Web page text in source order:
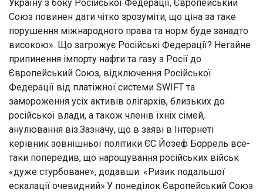
Україну з боку Російської Федерації, Європейський
Союз повинен дати чітко зрозуміти, що ціна за таке
порушення міжнародного права та норм буде занадто
високою». Що загрожує Російські Федерації? Негайне
припинення імпорту нафти та газу з Росії до
Європейський Союз, відключення Російської
Федерації від платіжної системи SWIFT та
замороження усіх активів олігархів, близьких до
російської влади, а також членів їхніх сімей,
анулювання віз.Зазначу, що в заяві в Інтернеті
керівник зовнішньої політики ЄС Йозеф Боррель все-
таки попередив, що нарощування російських військ
«дуже стурбоване», додавши: «Ризик подальшої
ескалації очевидний».У понеділок Європейський Союз